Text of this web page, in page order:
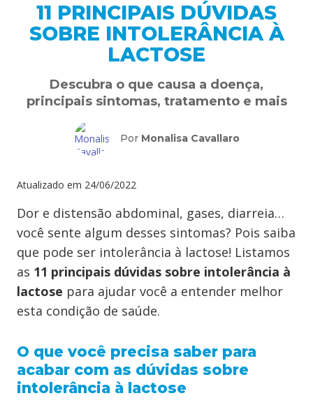
11 PRINCIPAIS DÚVIDAS
SOBRE INTOLERÂNCIA À
LACTOSE
Descubra o que causa a doença,
principais sintomas, tratamento e mais
Por Monalisa Cavallaro
Atualizado em 24/06/2022
Dor e distensão abdominal, gases, diarreia…
você sente algum desses sintomas? Pois saiba
que pode ser intolerância à lactose! Listamos
as 11 principais dúvidas sobre intolerância à
lactose para ajudar você a entender melhor
esta condição de saúde.
O que você precisa saber para
acabar com as dúvidas sobre
intolerância à lactose